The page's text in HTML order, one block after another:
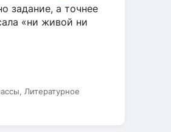
задание, а точнее
«ни живой ни
Литературное